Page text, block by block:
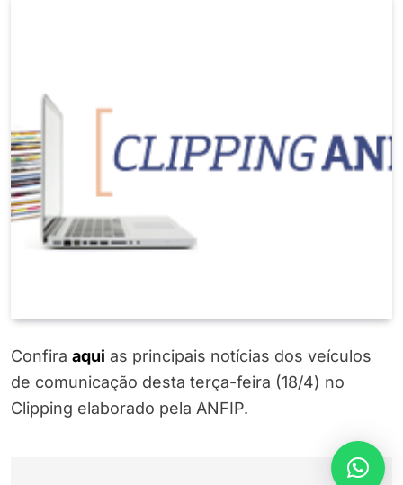
Confira aqui as principais notícias dos veículos
de comunicação desta terça-feira (18/4) no
Clipping elaborado pela ANFIP.